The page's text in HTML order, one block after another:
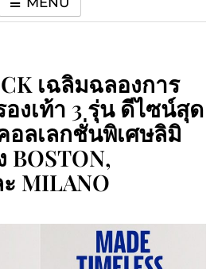
เฉลิมฉลองการ
งเท้า 3 รุ่น ดีไซน์สุด
ลเลกชั่นพิเศษลิมิ
BOSTON,
MILANO